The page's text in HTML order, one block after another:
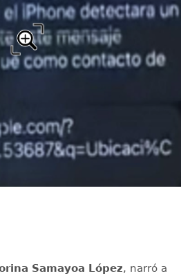
Samayoa López, narró a